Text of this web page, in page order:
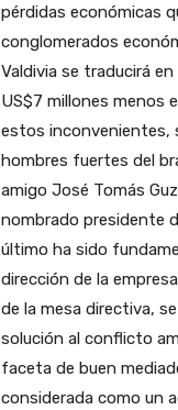
pérdidas económicas
conglomerados
Valdivia se traducirá
US$7 millones menos
estos inconvenientes,
hombres fuertes del
amigo José Tomás
nombrado presidente
último ha sido
dirección de la
de la mesa directiva,
solución al conflicto
faceta de buen
considerada como un